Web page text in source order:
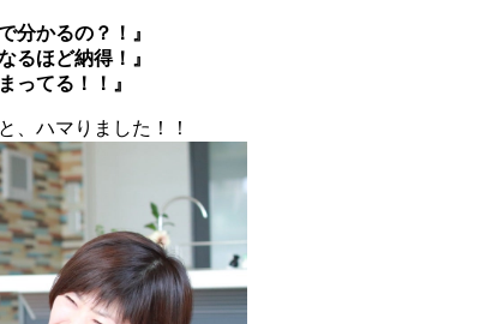
分かるの？！』
るほど納得！』
ってる！！』
、ハマりました！！